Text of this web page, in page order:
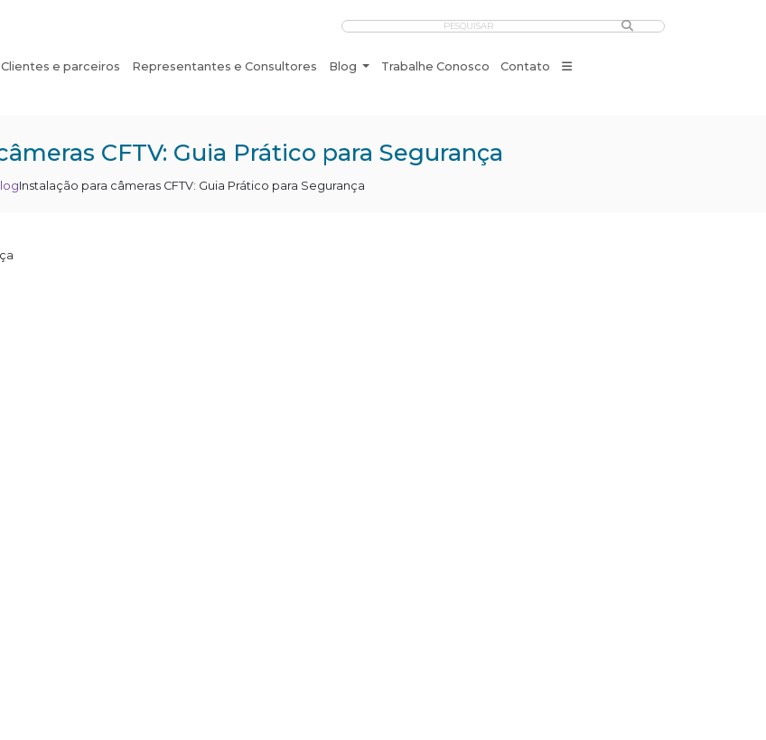
PESQUISAR
Clientes e parceiros Representantes e Consultores Blog Trabalhe Conosco Contato
CFTV: Guia Prático para Segurança
Instalação para câmeras CFTV: Guia Prático para Segurança